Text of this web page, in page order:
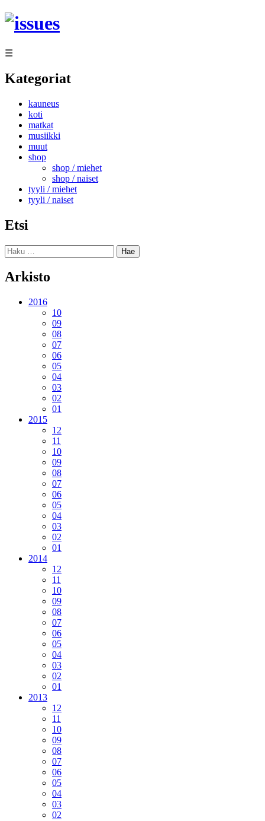
Siirry
sisältöön
☰
Kategoriat
kauneus
koti
matkat
musiikki
muut
shop
shop / miehet
shop / naiset
tyyli / miehet
tyyli / naiset
Etsi
Haku:
Arkisto
2016
10
09
08
07
06
05
04
03
02
01
2015
12
11
10
09
08
07
06
05
04
03
02
01
2014
12
11
10
09
08
07
06
05
04
03
02
01
2013
12
11
10
09
08
07
06
05
04
03
02